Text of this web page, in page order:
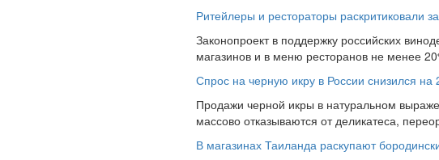
Ритейлеры и рестораторы раскритиковали
Законопроект в поддержку российских
магазинов и в меню ресторанов не менее
Спрос на черную икру в России снизился на
Продажи черной икры в натуральном
массово отказываются от деликатеса,
В магазинах Таиланда раскупают